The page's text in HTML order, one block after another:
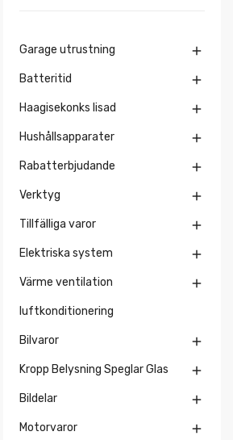
Garage utrustning 
Batteritid 
Haagisekonks lisad 
Hushållsapparater 
Rabatterbjudande 
Verktyg 
Tillfälliga varor 
Elektriska system 
Värme ventilation
luftkonditionering

Bilvaror 
Kropp Belysning Speglar Glas 
Bildelar 
Motorvaror 